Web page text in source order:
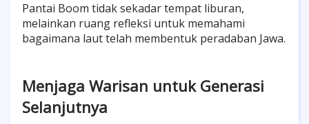
Pantai Boom tidak sekadar tempat liburan,
melainkan ruang refleksi untuk memahami
bagaimana laut telah membentuk peradaban Jawa.
Menjaga Warisan untuk Generasi
Selanjutnya